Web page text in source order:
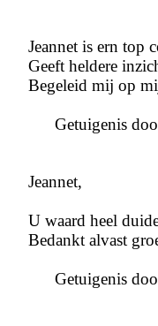
Jeannet is ern top
Geeft heldere
Begeleid mij op
Getuigenis
Jeannet,
U waard heel
Bedankt alvast
Getuigenis